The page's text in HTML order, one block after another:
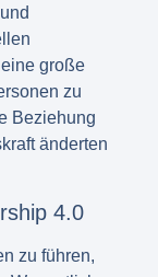
große
zu
Beziehung
änderten
4.0
zu führen,